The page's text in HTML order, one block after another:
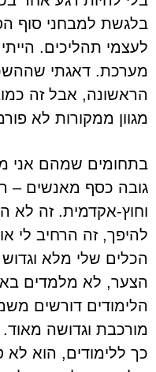
בלגשת למבחני סוף
לעצמי תהליכים.
מערכת. דאגתי
הראשונה, אבל זה
מגוון ממקורות לא
בתחומים שמהם אני
גובה כסף מאנשים –
וחוץ-אקדמית. זה לא
להיפך, זה הרחיב לי
הכלים שלי מלא
הצער, לא מלמדים
הלימודים דורשים
מורכבת וגדושה
כך ללימודים, הוא לא